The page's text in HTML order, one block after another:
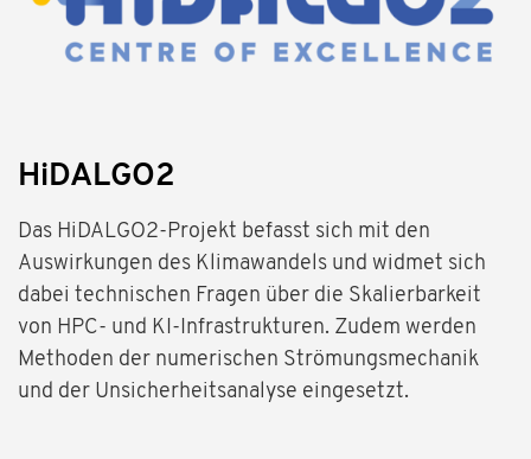
HiDALGO2
Das HiDALGO2-Projekt befasst sich mit den
Auswirkungen des Klimawandels und widmet sich
dabei technischen Fragen über die Skalierbarkeit
von HPC- und KI-Infrastrukturen. Zudem werden
Methoden der numerischen Strömungsmechanik
und der Unsicherheitsanalyse eingesetzt.